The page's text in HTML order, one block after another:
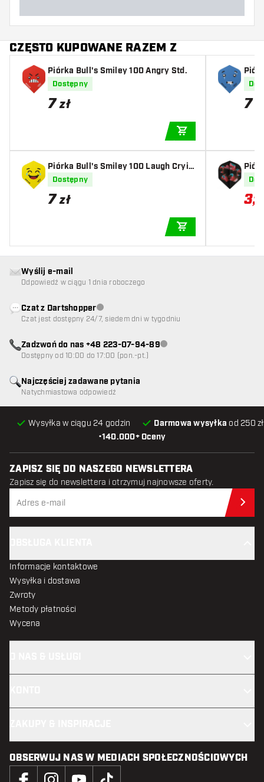
CZĘSTO KUPOWANE RAZEM Z
Piórka Bull's Smiley 100 Angry Std.
Dostępny
7 zł
Piórka Bull's Smiley 100 Laugh Cryin
g Std.
Dostępny
7 zł
7
3,50
•140.000+ Oceny
Wysyłka w ciągu 24 godzin Darmowa wysyłka od 250
Najczęściej zadawane pytania
Natychmiastowa odpowiedź
Wyślij e-mail
Odpowiedź w ciągu 1 dnia roboczego
Czat z DartshopperObsługa klienta niedostępna
Czat jest dostępny 24/7, siedem dni w tygodniu
Zadzwoń do nas +48 223-07-94-89Obsługa klienta niedostępna
Dostępny od 10:00 do 17:00 (pon.-pt.)
ZAPISZ SIĘ DO NASZEGO NEWSLETTERA
Zapisz się do newslettera i otrzymuj najnowsze oferty.
Informacje kontaktowe
Wysyłka i dostawa
Zwroty
Metody płatności
Wycena
OBSERWUJ NAS W MEDIACH SPOŁECZNOŚCIOWYCH